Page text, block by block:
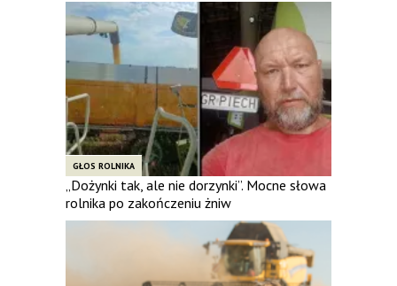
GŁOS ROLNIKA
„Dożynki tak, ale nie dorzynki”. Mocne słowa
rolnika po zakończeniu żniw